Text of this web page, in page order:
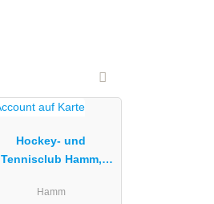
Hockey- und
Tennisclub Hamm,
Hamm